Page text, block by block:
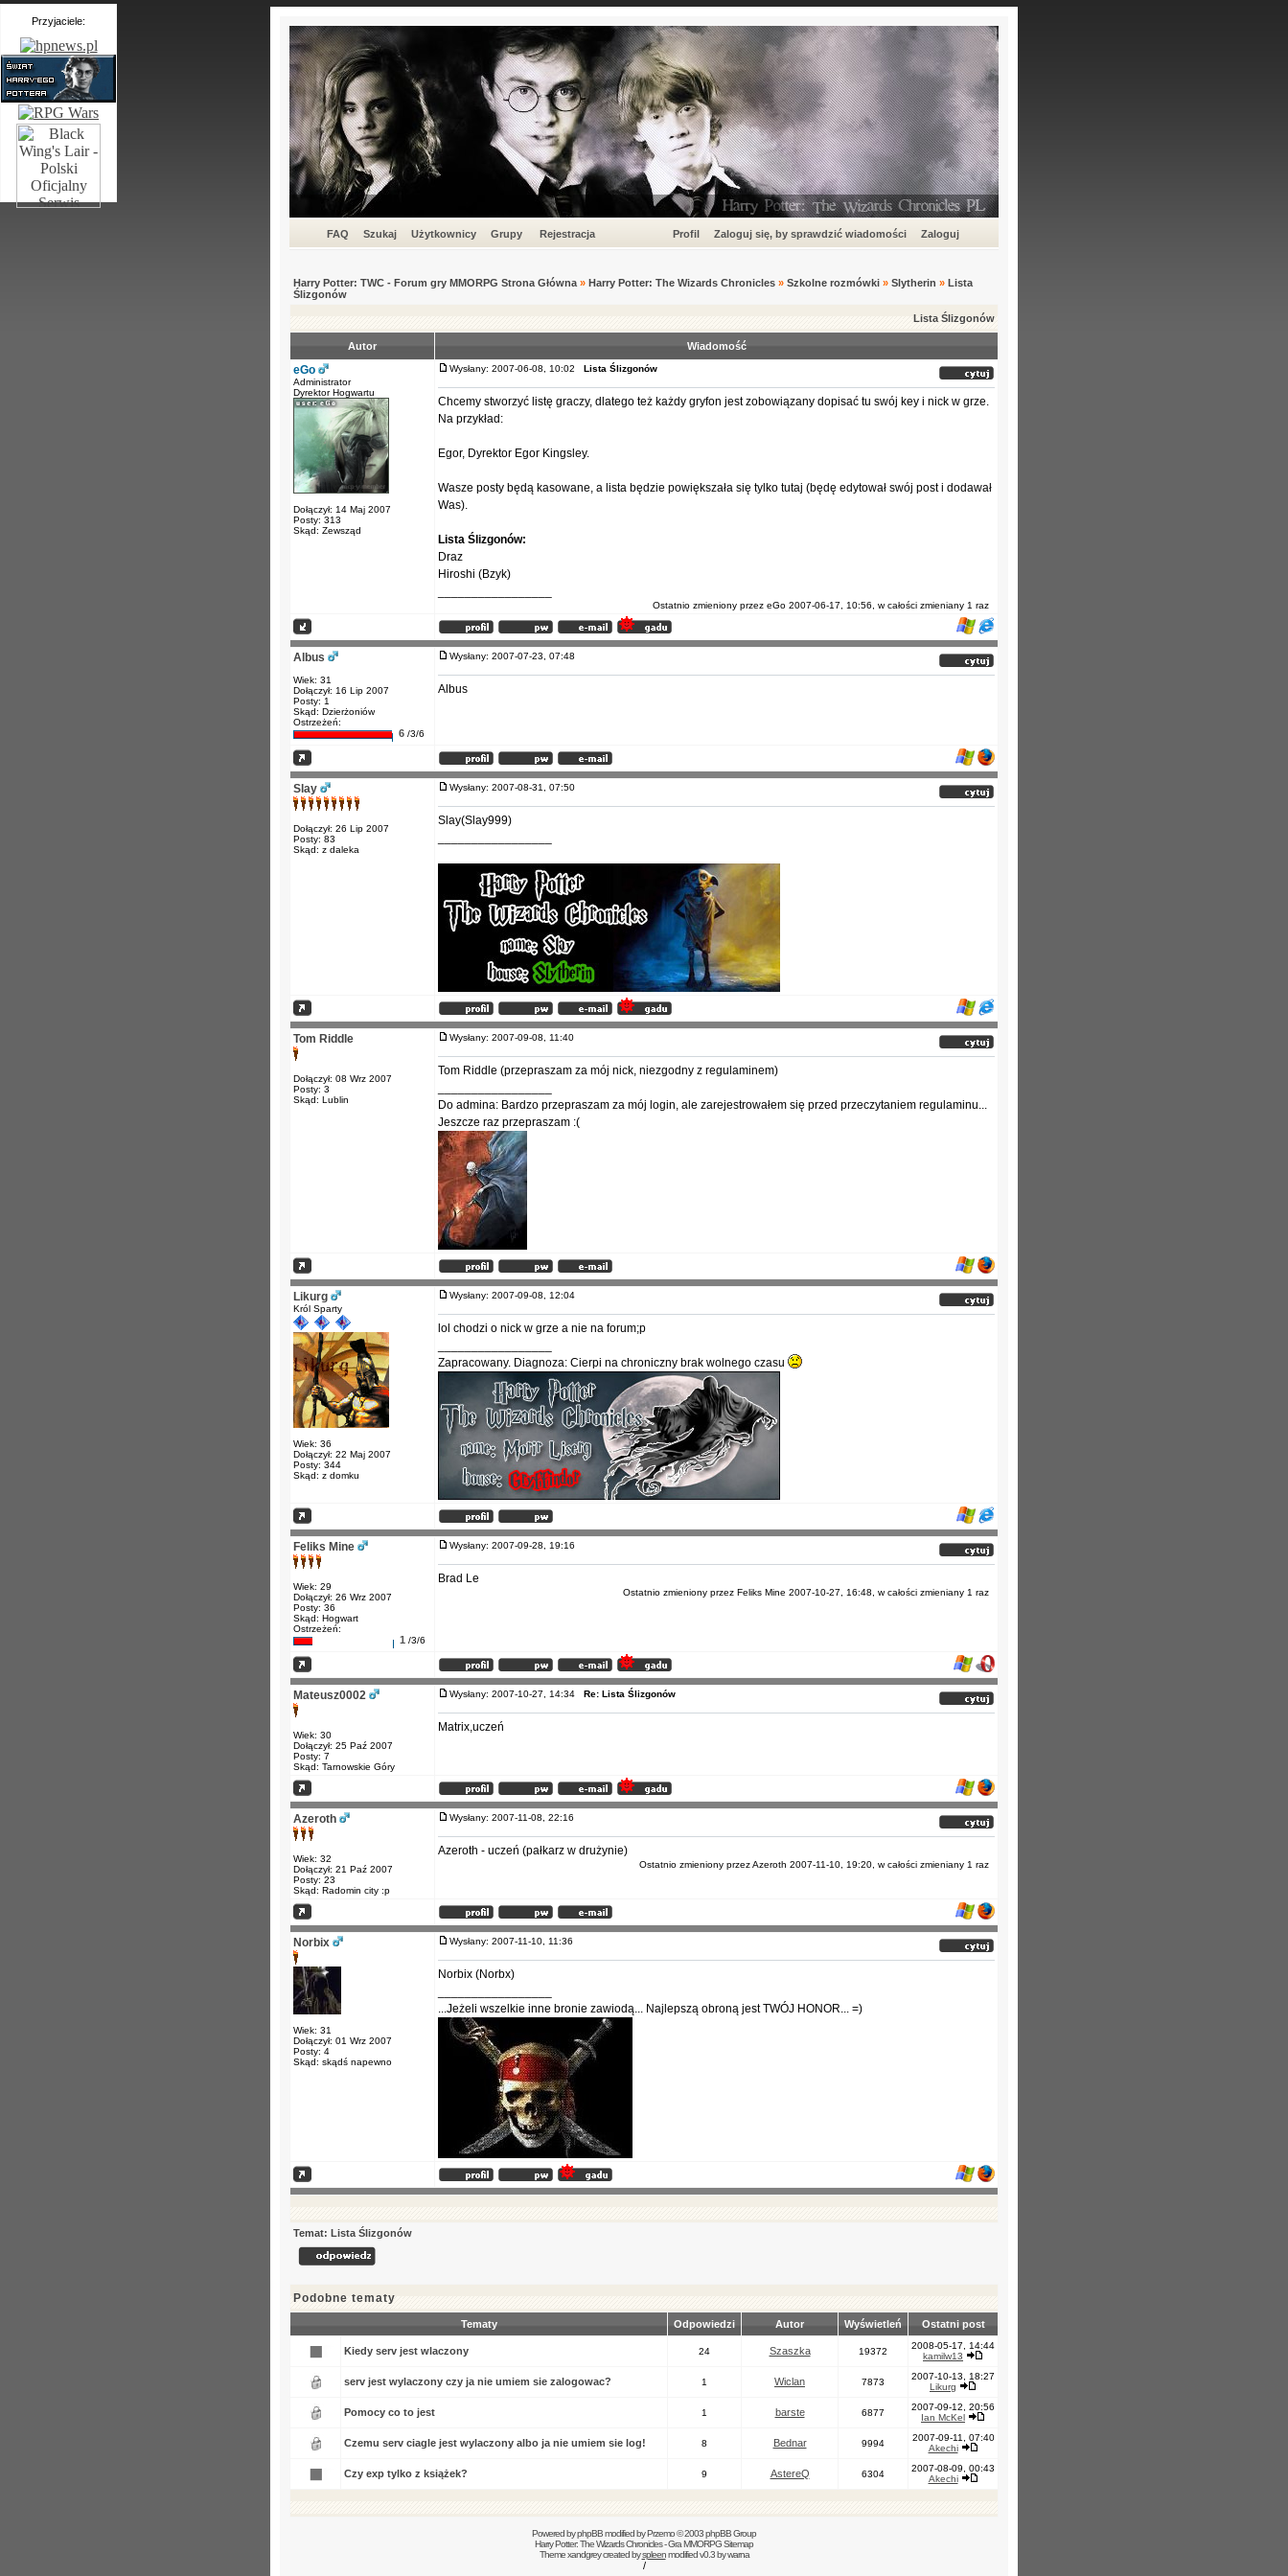
Przyjaciele:
FAQ Szukaj Użytkownicy Grupy Rejestracja Profil Zaloguj się, by sprawdzić wiadomości Zaloguj
Harry Potter: TWC - Forum gry MMORPG Strona Główna » Harry Potter: The Wizards Chronicles » Szkolne rozmówki » Slytherin » Lista
Ślizgonów
Lista Ślizgonów
Autor Wiadomość
eGo
Administrator
Dyrektor Hogwartu
Dołączył: 14 Maj 2007
Posty: 313
Skąd: Zewsząd
Wysłany: 2007-06-08, 10:02 Lista Ślizgonów
Chcemy stworzyć listę graczy, dlatego też każdy gryfon jest zobowiązany dopisać tu swój key i nick w grze.
Na przykład:
Egor, Dyrektor Egor Kingsley.
Wasze posty będą kasowane, a lista będzie powiększała się tylko tutaj (będę edytował swój post i dodawał
Was).
Lista Ślizgonów:
Draz
Hiroshi (Bzyk)
Ostatnio zmieniony przez eGo 2007-06-17, 10:56, w całości zmieniany 1 raz
Albus
Wiek: 31
Dołączył: 16 Lip 2007
Posty: 1
Skąd: Dzierżoniów
Ostrzeżeń:
6 /3/6
Wysłany: 2007-07-23, 07:48
Albus
Slay
Dołączył: 26 Lip 2007
Posty: 83
Skąd: z daleka
Wysłany: 2007-08-31, 07:50
Slay(Slay999)
Tom Riddle
Dołączył: 08 Wrz 2007
Posty: 3
Skąd: Lublin
Wysłany: 2007-09-08, 11:40
Tom Riddle (przepraszam za mój nick, niezgodny z regulaminem)
Do admina: Bardzo przepraszam za mój login, ale zarejestrowałem się przed przeczytaniem regulaminu...
Jeszcze raz przepraszam :(
Likurg
Król Sparty
Wiek: 36
Dołączył: 22 Maj 2007
Posty: 344
Skąd: z domku
Wysłany: 2007-09-08, 12:04
lol chodzi o nick w grze a nie na forum;p
Zapracowany. Diagnoza: Cierpi na chroniczny brak wolnego czasu
Feliks Mine
Wiek: 29
Dołączył: 26 Wrz 2007
Posty: 36
Skąd: Hogwart
Ostrzeżeń:
1 /3/6
Wysłany: 2007-09-28, 19:16
Brad Le
Ostatnio zmieniony przez Feliks Mine 2007-10-27, 16:48, w całości zmieniany 1 raz
Mateusz0002
Wiek: 30
Dołączył: 25 Paź 2007
Posty: 7
Skąd: Tarnowskie Góry
Wysłany: 2007-10-27, 14:34 Re: Lista Ślizgonów
Matrix,uczeń
Azeroth
Wiek: 32
Dołączył: 21 Paź 2007
Posty: 23
Skąd: Radomin city :p
Wysłany: 2007-11-08, 22:16
Azeroth - uczeń (pałkarz w drużynie)
Ostatnio zmieniony przez Azeroth 2007-11-10, 19:20, w całości zmieniany 1 raz
Norbix
Wiek: 31
Dołączył: 01 Wrz 2007
Posty: 4
Skąd: skądś napewno
Wysłany: 2007-11-10, 11:36
Norbix (Norbx)
...Jeżeli wszelkie inne bronie zawiodą... Najlepszą obroną jest TWÓJ HONOR... =)
Temat: Lista Ślizgonów
Podobne tematy
Tematy Odpowiedzi Autor Wyświetleń Ostatni post
Kiedy serv jest wlaczony 24 Szaszka 19372
2008-05-17, 14:44
kamilw13
serv jest wylaczony czy ja nie umiem sie zalogowac? 1 Wiclan 7873
2007-10-13, 18:27
Likurg
Pomocy co to jest 1 barste 6877
2007-09-12, 20:56
Ian McKel
Czemu serv ciagle jest wylaczony albo ja nie umiem sie log! 8 Bednar 9994
2007-09-11, 07:40
Akechi
Czy exp tylko z książek? 9 AstereQ 6304
2007-08-09, 00:43
Akechi
Powered byphpBBmodified byPrzemo© 2003 phpBB Group
Harry Potter: The Wizards Chronicles - Gra MMORPGSitemap
Theme xandgrey created byspleenmodified v0.3 by warna
/